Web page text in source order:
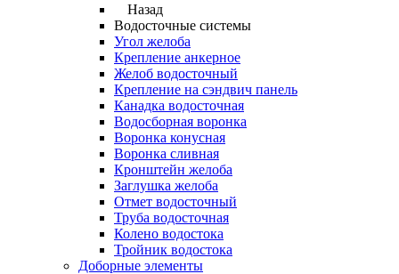
Назад
Водосточные системы
Угол желоба
Крепление анкерное
Желоб водосточный
Крепление на сэндвич панель
Канадка водосточная
Водосборная воронка
Воронка конусная
Воронка сливная
Кронштейн желоба
Заглушка желоба
Отмет водосточный
Труба водосточная
Колено водостока
Тройник водостока
Доборные элементы